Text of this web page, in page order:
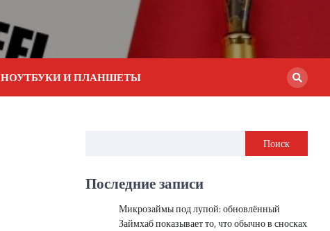
НОУТБУКИ И ПЛАНШЕТЫ
Поиск
Последние записи
Микрозаймы под лупой: обновлённый
Займхаб показывает то, что обычно в сносках